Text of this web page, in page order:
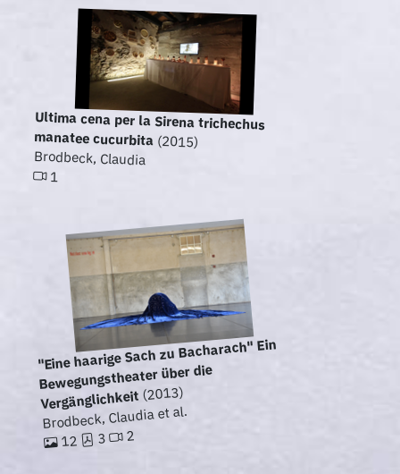
Ultima cena per la Sirena trichechus
manatee cucurbita (2015)
Brodbeck, Claudia
1
"Eine haarige Sach zu Bacharach" Ein
Bewegungstheater über die
Vergänglichkeit(2013)
Brodbeck, Claudia et al.
12 3 2